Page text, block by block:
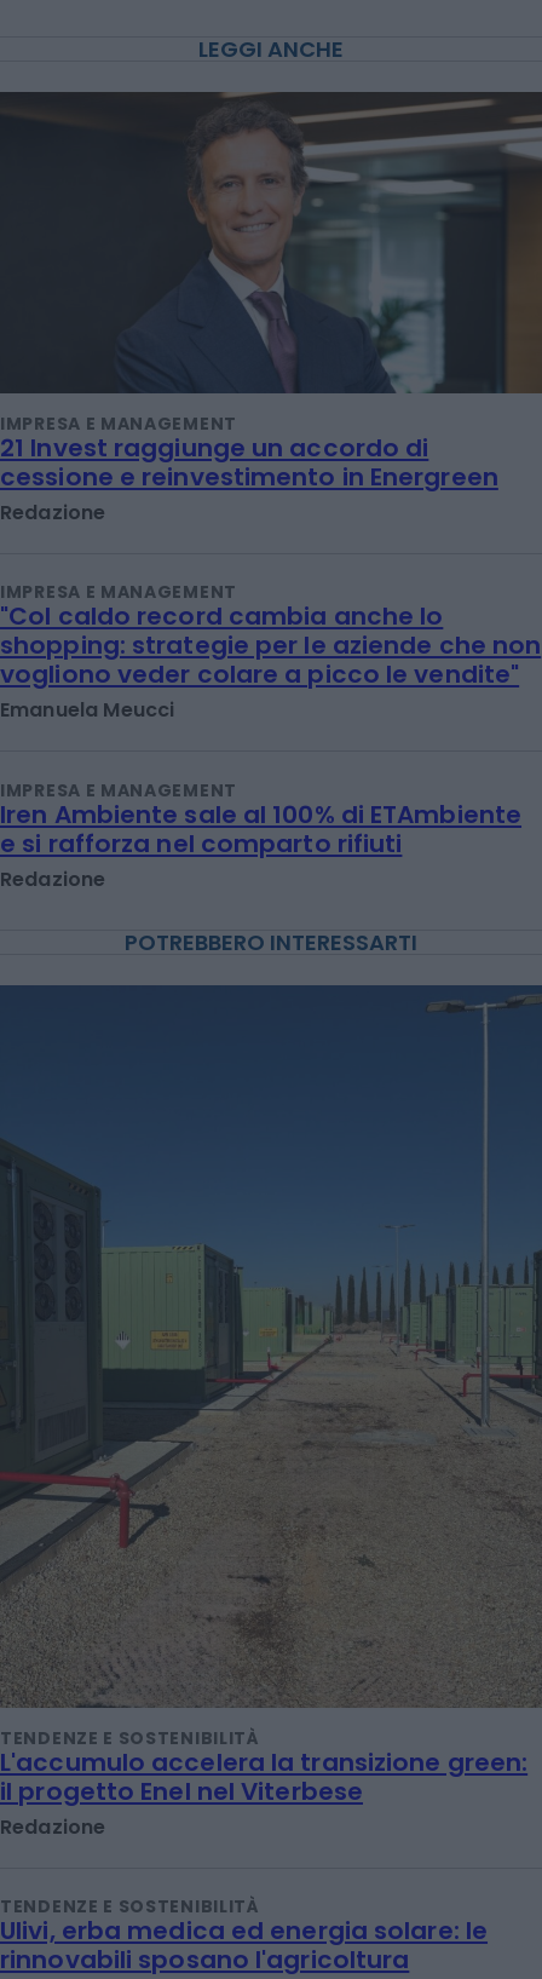
LEGGI ANCHE
IMPRESA E MANAGEMENT
21 Invest raggiunge un accordo di
cessione e reinvestimento in Energreen
Redazione
IMPRESA E MANAGEMENT
"Col caldo record cambia anche lo
shopping: strategie per le aziende che non
vogliono veder colare a picco le vendite"
Emanuela Meucci
IMPRESA E MANAGEMENT
Iren Ambiente sale al 100% di ETAmbiente
e si rafforza nel comparto rifiuti
Redazione
POTREBBERO INTERESSARTI
TENDENZE E SOSTENIBILITÀ
L'accumulo accelera la transizione green:
il progetto Enel nel Viterbese
Redazione
TENDENZE E SOSTENIBILITÀ
Ulivi, erba medica ed energia solare: le
rinnovabili sposano l'agricoltura